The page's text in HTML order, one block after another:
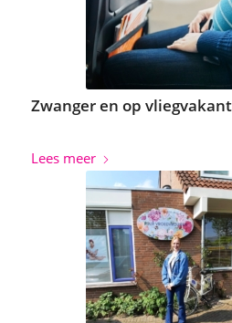
Zwanger en op
Lees meer